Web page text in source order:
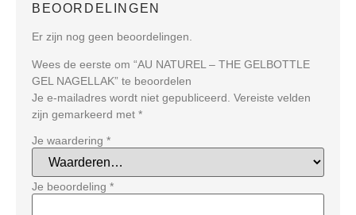
BEOORDELINGEN
Er zijn nog geen beoordelingen.
Wees de eerste om “AU NATUREL – THE GELBOTTLE
GEL NAGELLAK” te beoordelen
Je e-mailadres wordt niet gepubliceerd. Vereiste velden
zijn gemarkeerd met *
Je waardering *
Je beoordeling *